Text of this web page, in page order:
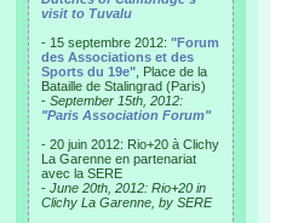
visit to Tuvalu
- 15 septembre 2012: "Forum
des Associations et des
Sports du 19e" , Place de la
Bataille de Stalingrad (Paris)
- September 15th, 2012:
"Paris Association Forum"
- 20 juin 2012: Rio+20 à Clichy
La Garenne en partenariat
avec la SERE
- June 20th, 2012: Rio+20 in
Clichy La Garenne, by SERE